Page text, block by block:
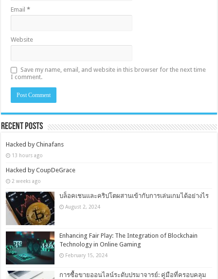
Email*
Website
Save my name, email, and website in this browser for the next time
I comment.
Recent Posts
Hacked by Chinafans
13 hours ago
Hacked by CoupDeGrace
2 weeks ago
บล็อคเชนและคริปโตผสานเข้ากับการเล่นเกมได้อย่างไร
August 2, 2024
Enhancing Fair Play: The Integration of Blockchain
Technology in Online Gaming
February 15, 2024
การซื้อขายออนไลน์ระดับปรมาจารย์: คู่มือที่ครอบคลุม